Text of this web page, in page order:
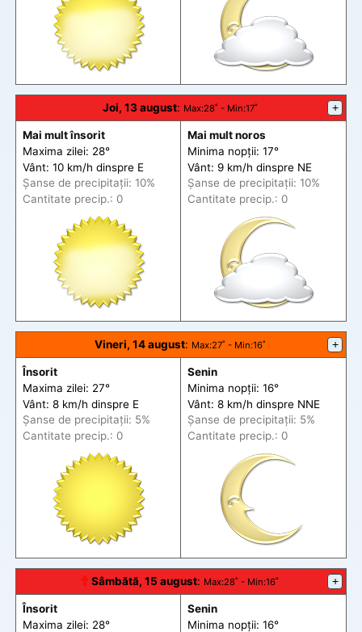
Joi, 13 august: Max:28˚ - Min:17˚ +
Mai mult însorit
Maxima zilei: 28°
Vânt: 10 km/h dinspre E
Șanse de precipitații: 10%
Cantitate precip.: 0
Mai mult noros
Minima nopții: 17°
Vânt: 9 km/h dinspre NE
Șanse de precipitații: 10%
Cantitate precip.: 0
Vineri, 14 august: Max:27˚ - Min:16˚ +
Însorit
Maxima zilei: 27°
Vânt: 8 km/h dinspre E
Șanse de precipitații: 5%
Cantitate precip.: 0
Senin
Minima nopții: 16°
Vânt: 8 km/h dinspre NNE
Șanse de precipitații: 5%
Cantitate precip.: 0
🕆 Sâmbătă, 15 august: Max:28˚ - Min:16˚ +
Însorit
Maxima zilei: 28°
Senin
Minima nopții: 16°